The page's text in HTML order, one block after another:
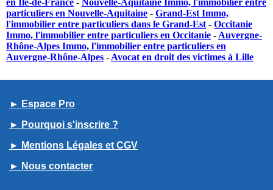
particuliers en Nouvelle-Aquitaine - Grand-Est Immo,
l'immobilier entre particuliers dans le Grand-Est - Occitanie
Immo, l'immobilier entre particuliers en Occitanie - Auvergne-
Rhône-Alpes Immo, l'immobilier entre particuliers en
Auvergne-Rhône-Alpes - Avocat en droit des victimes à Lille
► Espace Pro
► Pourquoi s'inscrire ?
► Mentions Légales et CGV
► Nous contacter